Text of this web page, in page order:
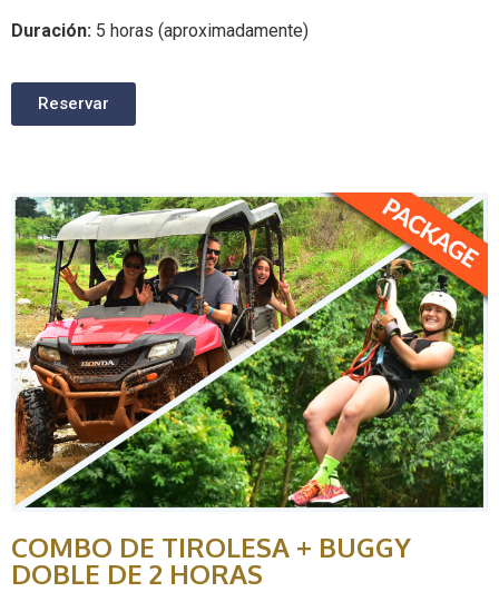
Duración: 5 horas (aproximadamente)
Reservar
COMBO DE TIROLESA + BUGGY
DOBLE DE 2 HORAS